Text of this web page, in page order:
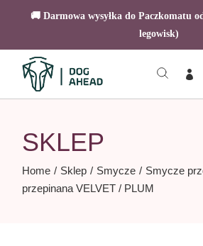
🚚 Darmowa wysyłka do Paczkomatu
legowisk)
content
SKLEP
Home Sklep Smycze Smycze
przepinana VELVET / PLUM